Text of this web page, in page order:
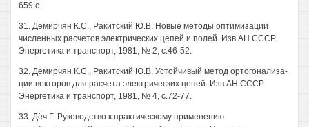
659 с.
31. Демирчян К.С., Ракитский Ю.В. Новые методы оптимизации
численных расчетов электрических цепей и полей. Изв.АН СССР.
Энергетика и транспорт, 1981, № 2, с.46-52.
32. Демирчян К.С., Ракитский Ю.В. Устойчивый метод ортогонализа-
ции векторов для расчета электрических цепей. Изв.АН СССР.
Энергетика и транспорт, 1981, № 4, с.72-77.
33. Дёч Г. Руководство к практическому применению